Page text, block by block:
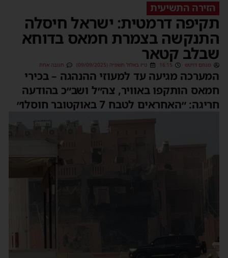
הזירה התשיעית
תקיפה דרמטית: ישראל חיסלה
התנקשה בצמרת חמאס בדוחא
שבלב קטאר
מנחם דויטש 16:15 ט״ז באלול תשפ״ה (09/09/2025) תגובה אחת
המערכה מגיעה עד למעוזי ההנהגה – בכירי
חמאס הותקפו באוויר, צה״ל ושב״כ בהודעה
חריגה: ״האחראים לטבח 7 באוקטובר חוסלו״